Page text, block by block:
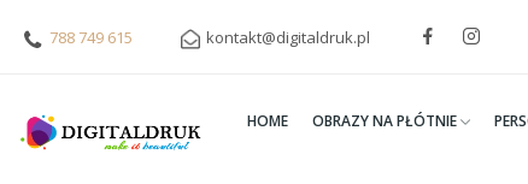
788 749 615 kontakt@digitaldruk.pl
HOME OBRAZY NA PŁÓTNIE